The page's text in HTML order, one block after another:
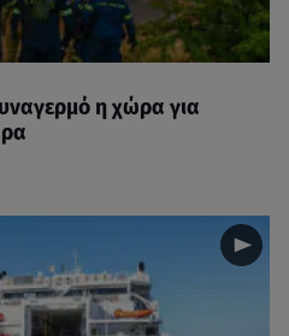
η χώρα για